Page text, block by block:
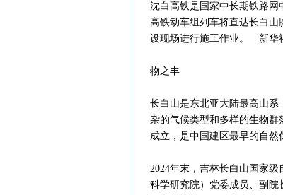
沈白高铁是国家中长期铁路网
高铁动车组列车将直达长白
设现场进行施工作业。 新
物之丰
长白山是东北亚大陆最高山系
杂的气候类型和多样的生物群
成立，是中国建区最早的自然
2024年末，吉林长白山国家
科学研究院）党委成员、副